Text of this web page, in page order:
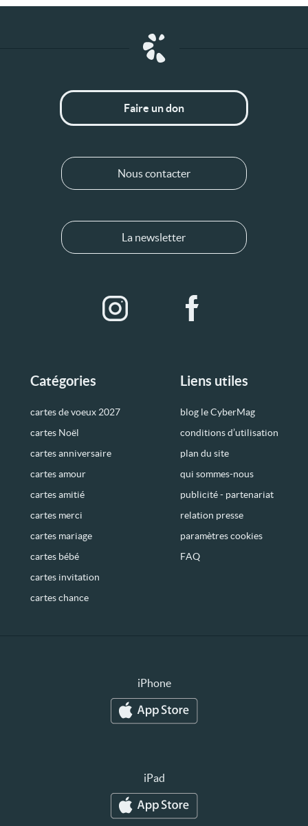
Catégories
cartes de voeux 2027
cartes Noël
cartes anniversaire
cartes amour
cartes amitié
cartes merci
cartes mariage
cartes bébé
cartes invitation
cartes chance
Liens utiles
blog le CyberMag
conditions d’utilisation
plan du site
qui sommes-nous
publicité - partenariat
relation presse
paramètres cookies
FAQ
Faire un don
Nous contacter
La newsletter
iPhone
iPad